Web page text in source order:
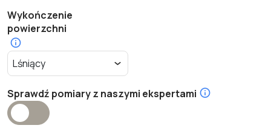
Wykończenie
powierzchni
Sprawdź pomiary z naszymi ekspertami